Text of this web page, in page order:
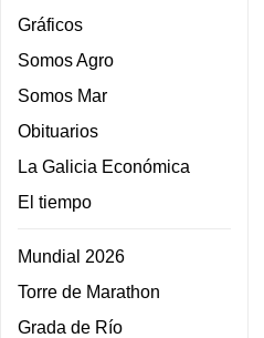
Gráficos
Somos Agro
Somos Mar
Obituarios
La Galicia Económica
El tiempo
Mundial 2026
Torre de Marathon
Grada de Río